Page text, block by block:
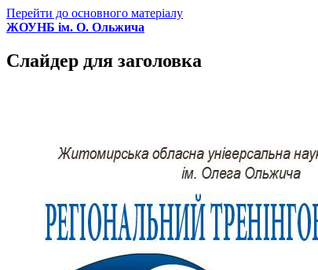
Перейти до основного матеріалу
ЖОУНБ ім. О. Ольжича
Слайдер для заголовка